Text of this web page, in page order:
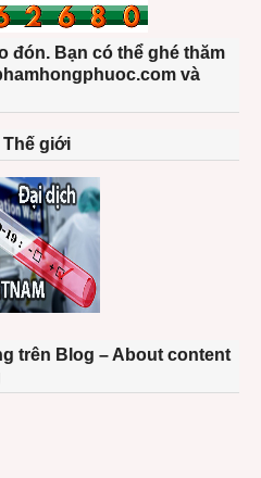
đón. Bạn có thể ghé thăm
và
Thế giới
trên Blog – About content